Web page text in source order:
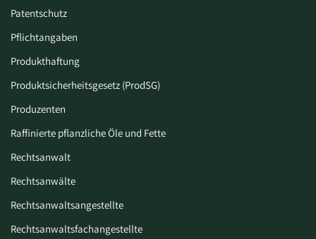
Patentschutz
Pflichtangaben
Produkthaftung
Produktsicherheitsgesetz (ProdSG)
Produzenten
Raffinierte pflanzliche Öle und Fette
Rechtsanwalt
Rechtsanwälte
Rechtsanwaltsangestellte
Rechtsanwaltsfachangestellte